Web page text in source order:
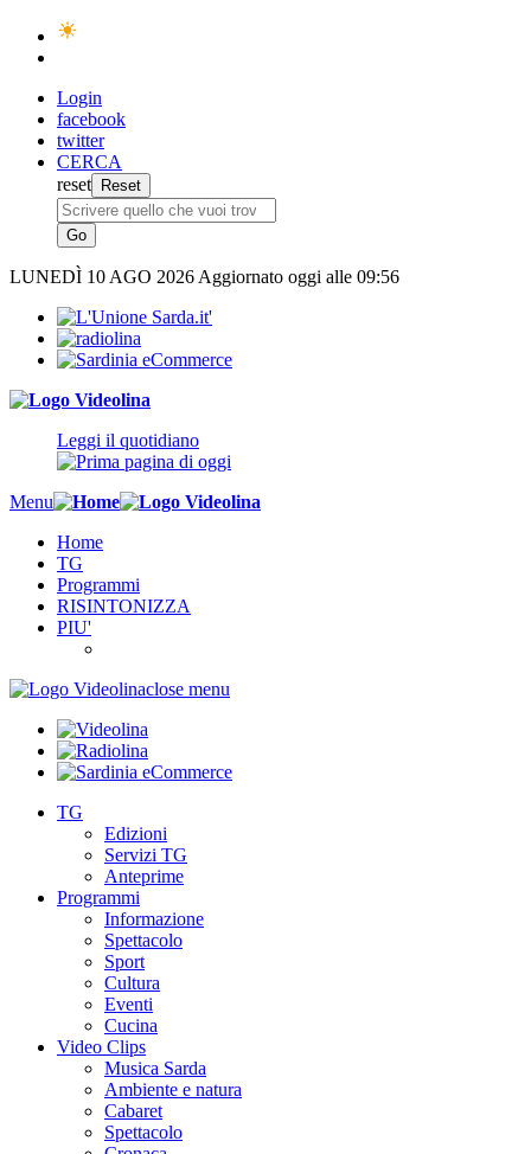
Login
facebook
twitter
CERCA
reset
LUNEDÌ 10 AGO 2026 Aggiornato oggi alle 09:56
Leggi il quotidiano
Menu
Home
TG
Programmi
RISINTONIZZA
PIU'
close menu
TG
Edizioni
Servizi TG
Anteprime
Programmi
Informazione
Spettacolo
Sport
Cultura
Eventi
Cucina
Video Clips
Musica Sarda
Ambiente e natura
Cabaret
Spettacolo